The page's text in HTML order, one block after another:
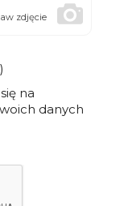
zdjęcie
na
danych